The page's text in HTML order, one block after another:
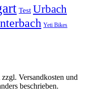
Test Urbach
Yeti Bikes
Versandkosten und
beschrieben.